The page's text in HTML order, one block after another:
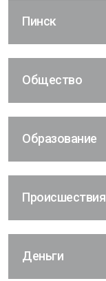
Пинск
Общество
Образование
Происшествия
Деньги